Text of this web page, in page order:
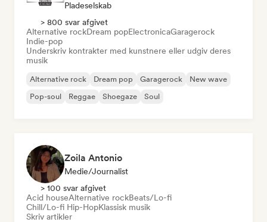
Pladeselskab
> 800 svar afgivet
Alternative rockDream popElectronicaGaragerock
Indie-pop
Underskriv kontrakter med kunstnere eller udgiv deres
musik
Alternative rock Dream pop Garagerock
New wave
Pop-soul
Reggae Shoegaze Soul
Zoila Antonio
Medie/journalist
> 100 svar afgivet
Acid houseAlternative rockBeats/Lo-fi
Chill/Lo-fi Hip-HopKlassisk musik
Skriv artikler